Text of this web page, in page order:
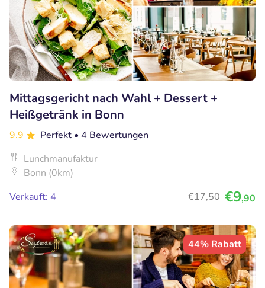
Mittagsgericht nach Wahl + Dessert +
Heißgetränk in Bonn
9.9 Perfekt • 4 Bewertungen
Lunchmanufaktur
Bonn (0km)
Verkauft: 4
€17,50 €9,90
44% Rabatt